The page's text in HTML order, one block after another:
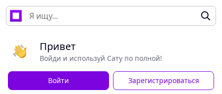
Привет
Войди и используй Сату по полной!
Войти Зарегистрироваться